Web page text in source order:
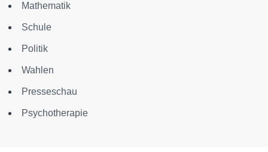
Mathematik
Schule
Politik
Wahlen
Presseschau
Psychotherapie